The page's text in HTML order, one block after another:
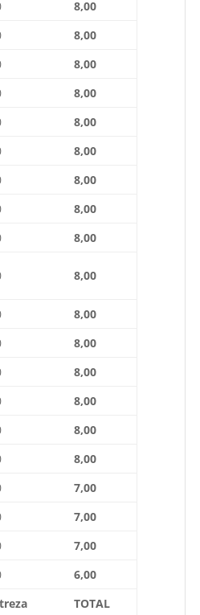
8,00
8,00
8,00
8,00
8,00
8,00
8,00
8,00
8,00
8,00
8,00
8,00
8,00
8,00
8,00
8,00
7,00
7,00
7,00
6,00
TOTAL